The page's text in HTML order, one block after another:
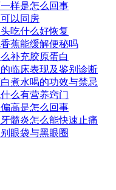
样是怎么回事
以同房
吃什么好恢复
蕉能缓解便秘吗
补充胶原蛋白
临床表现及鉴别诊断
煮水喝的功效与禁忌
么有营养窍门
高是怎么回事
髓炎怎么能快速止痛
眼袋与黑眼圈